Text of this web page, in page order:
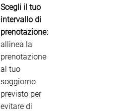
Scegli il tuo
intervallo di
prenotazione:
allinea la
prenotazione
al tuo
soggiorno
previsto per
evitare di